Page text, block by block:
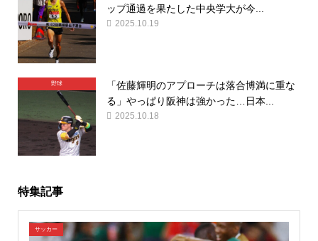
ップ通過を果たした中央学大が今...
2025.10.19
野球
「佐藤輝明のアプローチは落合博満に重な
る」やっぱり阪神は強かった…日本...
2025.10.18
特集記事
サッカー